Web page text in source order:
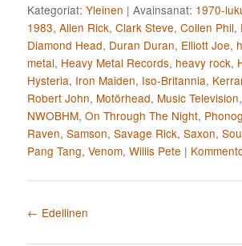
Kategoriat: Yleinen |Avainsanat: 1970-
1983,Allen Rick,Clark Steve,Collen Phil,
Diamond Head, Duran Duran, Elliott Joe,
metal, Heavy Metal Records, heavy rock,
Hysteria, Iron Maiden, Iso-Britannia,
Robert John, Motörhead, Music Television,
NWOBHM,On Through The Night,
Raven,Samson,Savage Rick,Saxon,
Pang Tang,Venom,Willis Pete |
Artikkelien selaus
← Edellinen